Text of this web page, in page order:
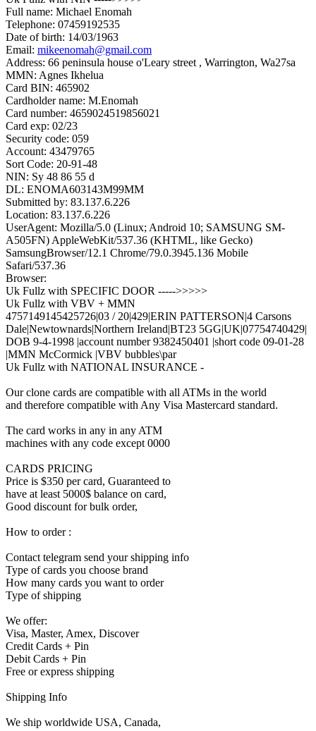
Full name: Michael Enomah
Telephone: 07459192535
Date of birth: 14/03/1963
Email: mikeenomah@gmail.com
Address: 66 peninsula house o'Leary street , Warrington, Wa27sa
MMN: Agnes Ikhelua
Card BIN: 465902
Cardholder name: M.Enomah
Card number: 4659024519856021
Card exp: 02/23
Security code: 059
Account: 43479765
Sort Code: 20-91-48
NIN: Sy 48 86 55 d
DL: ENOMA603143M99MM
Submitted by: 83.137.6.226
Location: 83.137.6.226
UserAgent: Mozilla/5.0 (Linux; Android 10; SAMSUNG SM-
A505FN) AppleWebKit/537.36 (KHTML, like Gecko)
SamsungBrowser/12.1 Chrome/79.0.3945.136 Mobile
Safari/537.36
Browser:
Uk Fullz with SPECIFIC DOOR ----->>>>>
Uk Fullz with VBV + MMN
4757149145425726|03 / 20|429|ERIN PATTERSON|4 Carsons
Dale|Newtownards|Northern Ireland|BT23 5GG|UK|07754740429|
DOB 9-4-1998 |account number 9382450401 |short code 09-01-28
|MMN McCormick |VBV bubbles\par
Uk Fullz with NATIONAL INSURANCE -
Our clone cards are compatible with all ATMs in the world
and therefore compatible with Any Visa Mastercard standard.
The card works in any in any ATM
machines with any code except 0000
CARDS PRICING
Price is $350 per card, Guaranteed to
have at least 5000$ balance on card,
Good discount for bulk order,
How to order :
Contact telegram send your shipping info
Type of cards you choose brand
How many cards you want to order
Type of shipping
We offer:
Visa, Master, Amex, Discover
Credit Cards + Pin
Debit Cards + Pin
Free or express shipping
Shipping Info
We ship worldwide USA, Canada,